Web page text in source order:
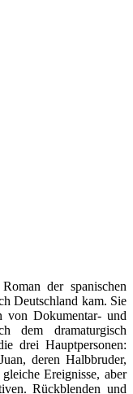
der spanischen
Deutschland kam. Sie
von Dokumentar- und
dem dramaturgisch
drei Hauptpersonen:
deren Halbbruder,
Ereignisse, aber
Rückblenden und